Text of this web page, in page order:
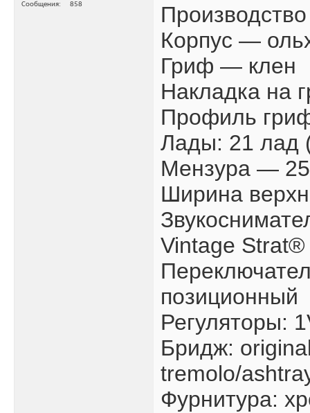
Сообщения
858
Корпус —
Гриф — клен
Накладка на
Профиль
Лады: 21 лад
Мензура —
Ширина
Vintage
позиционный
Регуляторы:
Бридж:
tremolo/
Фурнитура: